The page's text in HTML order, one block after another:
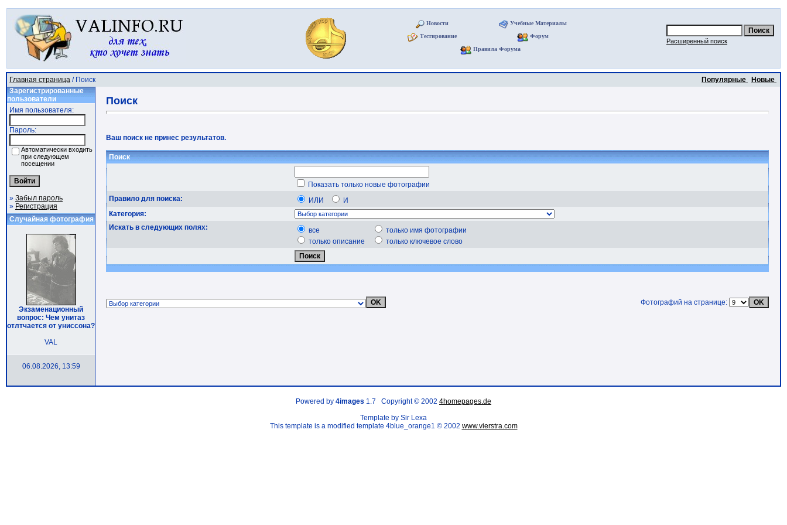
Новости
Учебные Материалы
Тестирование
Форум
Правила Форума
Расширенный поиск
Главная страница / Поиск Популярные
Новые
Зарегистрированные
пользователи
Имя пользователя:
Пароль:
Автоматически входить
при следующем
посещении
» Забыл пароль
» Регистрация
Случайная фотография
Экзаменационный
вопрос: Чем унитаз
отлтчается от униссона?
VAL
06.08.2026, 13:59
Поиск
Ваш поиск не принес результатов.
Поиск
Показать только новые фотографии
Правило для поиска:
ИЛИ
И
Категория:
Искать в следующих полях:
все
только имя фотографии
только описание
только ключевое слово
Фотографий на странице:
Powered by 4images 1.7 Copyright © 2002 4homepages.de
Template by Sir Lexa
This template is a modified template 4blue_orange1 © 2002 www.vierstra.com